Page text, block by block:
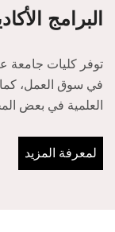
البرامج
توفر كليات جامعة
في سوق العمل، كما
العلمية في بعض
لمعرفة المزيد